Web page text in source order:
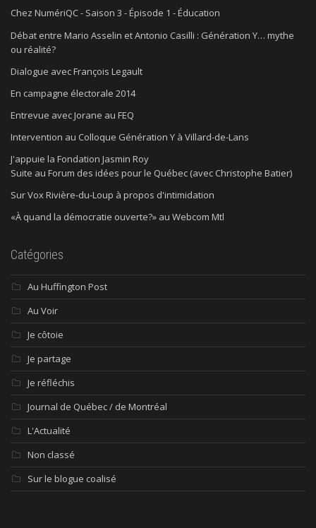
Chez NumériQC - Saison 3 - Épisode 1 - Éducation
Débat entre Mario Asselin et Antonio Casilli : Génération Y… mythe
ou réalité?
Dialogue avec François Legault
En campagne électorale 2014
Entrevue avec Jorane au FEQ
Intervention au Colloque Génération Y à Villard-de-Lans
J'appuie la Fondation Jasmin Roy
Suite au Forum des idées pour le Québec (avec Christophe Batier)
Sur Vox Rivière-du-Loup à propos d'intimidation
«À quand la démocratie ouverte?» au Webcom Mtl
Catégories
Au Huffington Post
Au Voir
Je côtoie
Je partage
Je réfléchis
Journal de Québec / de Montréal
L'Actualité
Non classé
Sur le blogue coalisé